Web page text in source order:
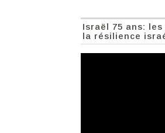
Israël 75 ans:
la résilience